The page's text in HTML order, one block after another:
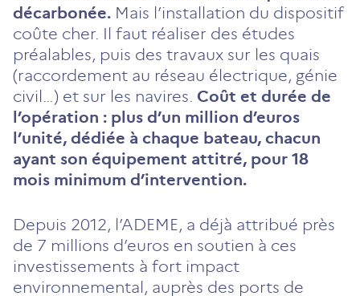
décarbonée. Mais l’installation du dispositif
coûte cher. Il faut réaliser des études
préalables, puis des travaux sur les quais
(raccordement au réseau électrique, génie
civil…) et sur les navires. Coût et durée de
l’opération : plus d’un million d’euros
l’unité, dédiée à chaque bateau, chacun
ayant son équipement attitré, pour 18
mois minimum d’intervention.
Depuis 2012, l’ADEME, a déjà attribué près
de 7 millions d’euros en soutien à ces
investissements à fort impact
environnemental, auprès des ports de